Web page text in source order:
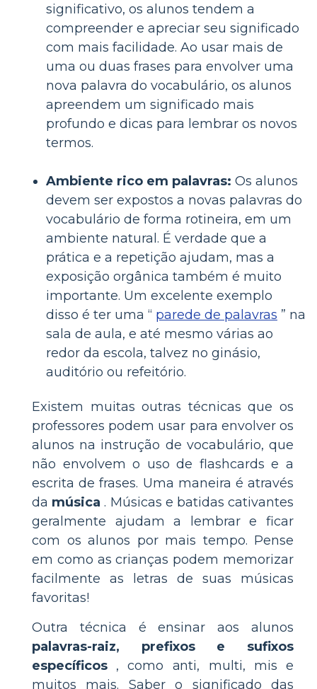
significativo, os alunos tendem a
compreender e apreciar seu significado
com mais facilidade. Ao usar mais de
uma ou duas frases para envolver uma
nova palavra do vocabulário, os alunos
apreendem um significado mais
profundo e dicas para lembrar os novos
termos.
Ambiente rico em palavras: Os alunos
devem ser expostos a novas palavras do
vocabulário de forma rotineira, em um
ambiente natural. É verdade que a
prática e a repetição ajudam, mas a
exposição orgânica também é muito
importante. Um excelente exemplo
disso é ter uma “ parede de palavras ” na
sala de aula, e até mesmo várias ao
redor da escola, talvez no ginásio,
auditório ou refeitório.
Existem muitas outras técnicas que os
professores podem usar para envolver os
alunos na instrução de vocabulário, que
não envolvem o uso de flashcards e a
escrita de frases. Uma maneira é através
da música . Músicas e batidas cativantes
geralmente ajudam a lembrar e ficar
com os alunos por mais tempo. Pense
em como as crianças podem memorizar
facilmente as letras de suas músicas
favoritas!
Outra técnica é ensinar aos alunos
palavras-raiz, prefixos e sufixos
específicos , como anti, multi, mis e
muitos mais. Saber o significado das